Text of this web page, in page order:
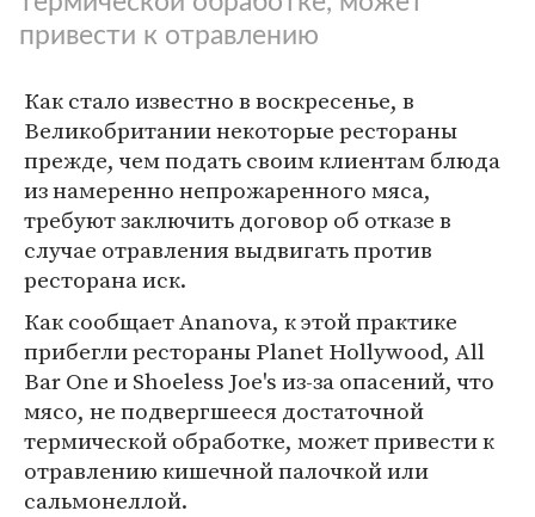
привести к отравлению
Как стало известно в воскресенье, в
Великобритании некоторые рестораны
прежде, чем подать своим клиентам блюда
из намеренно непрожаренного мяса,
требуют заключить договор об отказе в
случае отравления выдвигать против
ресторана иск.
Как сообщает Ananova, к этой практике
прибегли рестораны Planet Hollywood, All
Bar One и Shoeless Joe's из-за опасений, что
мясо, не подвергшееся достаточной
термической обработке, может привести к
отравлению кишечной палочкой или
сальмонеллой.